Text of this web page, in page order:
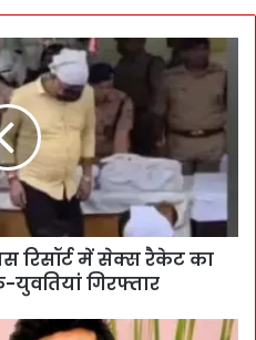
रिसॉर्ट में सेक्स रैकेट का
गिरफ्तार